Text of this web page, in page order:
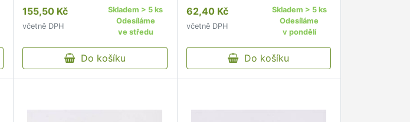
155,50 Kč
včetně DPH
Skladem > 5 ks
Odesíláme
ve středu
Do košíku
62,40 Kč
včetně DPH
Skladem > 5 ks
Odesíláme
v pondělí
Do košíku